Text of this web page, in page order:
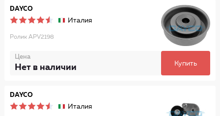
DAYCO
Италия
Ролик APV2198
Цена
Нет в наличии Купить
DAYCO
Италия